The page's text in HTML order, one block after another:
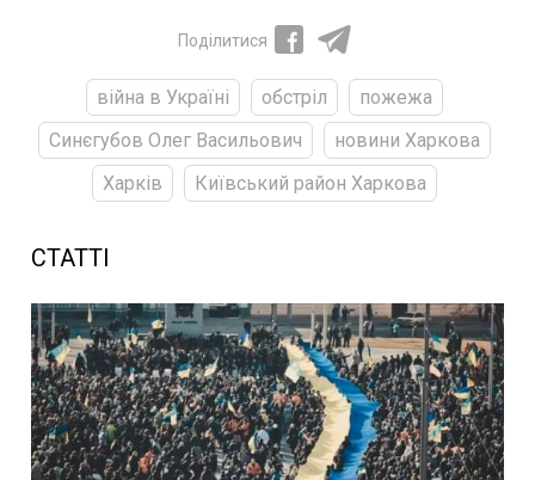
Поділитися
війна в Україні обстріл
пожежа
Синєгубов Олег Васильович
новини Харкова
Харків
Київський район Харкова
СТАТТІ